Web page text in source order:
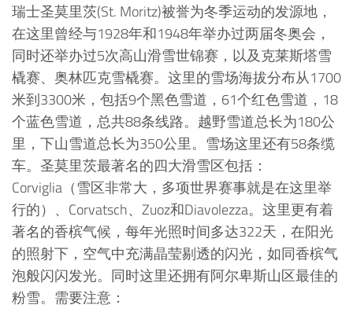
瑞士圣莫里茨(St. Moritz)被誉为冬季运动的发源地，
在这里曾经与1928年和1948年举办过两届冬奥会，
同时还举办过5次高山滑雪世锦赛，以及克莱斯塔雪
橇赛、奥林匹克雪橇赛。这里的雪场海拔分布从1700
米到3300米，包括9个黑色雪道，61个红色雪道，18
个蓝色雪道，总共88条线路。越野雪道总长为180公
里，下山雪道总长为350公里。雪场这里还有58条缆
车。圣莫里茨最著名的四大滑雪区包括：
Corviglia（雪区非常大，多项世界赛事就是在这里举
行的）、Corvatsch、Zuoz和Diavolezza。这里更有着
著名的香槟气候，每年光照时间多达322天，在阳光
的照射下，空气中充满晶莹剔透的闪光，如同香槟气
泡般闪闪发光。同时这里还拥有阿尔卑斯山区最佳的
粉雪。需要注意：